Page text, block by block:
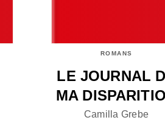
ROMANS
LE JOURNAL
MA
Camilla Grebe